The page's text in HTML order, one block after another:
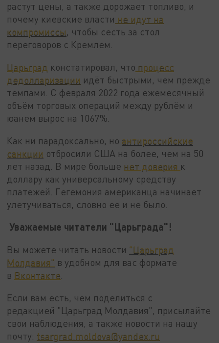
растут цены, а также дорожает топливо, и
почему киевские власти не идут на
компромиссы, чтобы сесть за стол
переговоров с Кремлем.
Царьград констатировал, что процесс
дедолларизации идёт быстрыми, чем прежде
темпами. С февраля 2022 года ежемесячный
объём торговых операций между рублём и
юанем вырос на 1067%.
Как ни парадоксально, но антироссийские
санкции отбросили США на более, чем на 50
лет назад. В мире больше нет доверия к
доллару как универсальному средству
платежей. Гегемония американца начинает
улетучиваться, словно ее и не было.
Уважаемые читатели "Царьграда"!
Вы можете читать новости "Царьград
Молдавия" в удобном для вас формате
в Вконтакте
Если вам есть, чем поделиться с
редакцией "Царьград Молдавия", присылайте
свои наблюдения, а также новости на нашу
почту: tsargrad.moldova@yandex.ru